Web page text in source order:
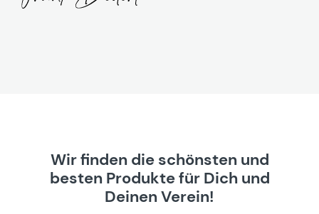
Wir finden die schönsten und
besten Produkte für Dich und
Deinen Verein!